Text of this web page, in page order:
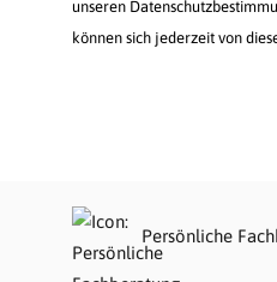
unseren
können sich jederzeit von
Persönliche